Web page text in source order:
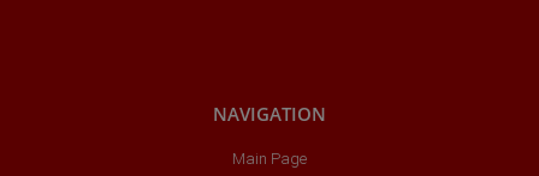
NAVIGATION
Main Page